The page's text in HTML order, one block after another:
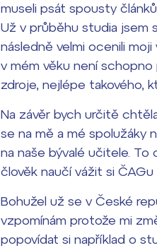
museli psát spousty
Už v průběhu studia jsem
následně velmi ocenili
v mém věku není
zdroje, nejlépe takového,
Na závěr bych určitě
se na mě a mé spolužáky
na naše bývalé učitele.
člověk naučí vážit si
Bohužel už se v České
vzpomínám protože mi
popovídat si například o